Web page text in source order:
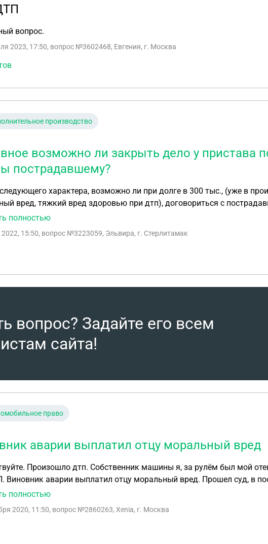
вопрос.
2023, 17:50, вопрос №3602468, Евгения, г. Москва
производство
возможно ли закрыть дело у пристава
пострадавшему?
характера, возможно ли при долге в 300 тыс., (уже в
вред, тяжкий вред здоровью при дтп), договориться с
суд?) о меньшей выплате (допустим 230 тыс.), и главное возможно
полностью
15:50, вопрос №3223059, Эльвира, г. Стерлитамак
вопрос? Задайте его всем
сайта!
право
аварии выплатил отцу моральный вред
Произошло дтп. Собственник машины я, за рулём был мой
Виновник аварии выплатил отцу моральный вред. Прошел суд, в
моральный и материальный вред. Я по делу никак не проходил, но
полностью
2020, 11:50, вопрос №2860263, Xenia, г. Москва